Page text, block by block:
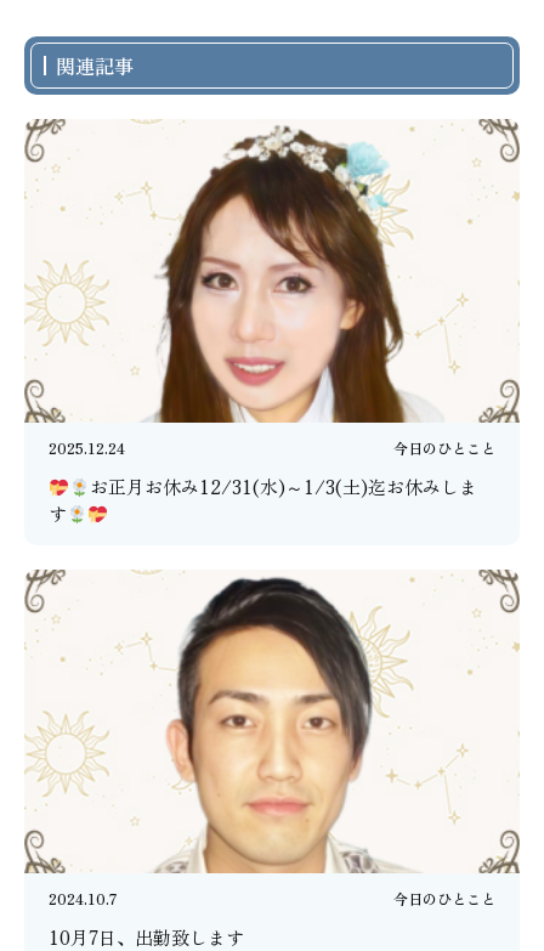
関連記事
2025.12.24 今日のひとこと
お正月お休み12/31(水)～1/3(土)迄お休みしま
す
2024.10.7 今日のひとこと
10月7日、出勤致します